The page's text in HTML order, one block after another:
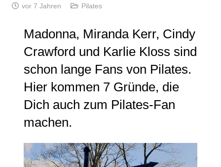
vor 7 Jahren Pilates
Madonna, Miranda Kerr, Cindy
Crawford und Karlie Kloss sind
schon lange Fans von Pilates.
Hier kommen 7 Gründe, die
Dich auch zum Pilates-Fan
machen.